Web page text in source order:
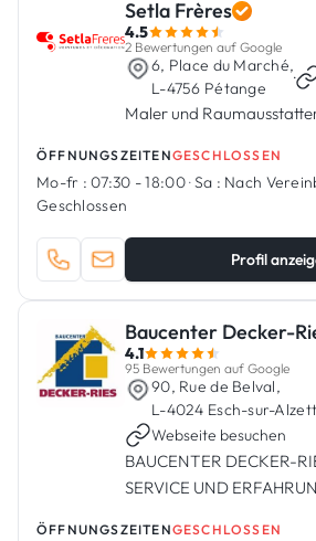
Setla Frères
4.5
2 Bewertungen auf Google
6, Place du Marché,
L-4756 Pétange
·
Maler und
ÖFFNUNGSZEITENGESCHLOSSEN
Mo-fr : 07:30 - 18:00·Sa : Nach
Geschlossen
Profil
Baucenter Decker-
4.1
95 Bewertungen auf Google
90, Rue de Belval,
L-4024 Esch-sur-
Webseite besuchen
BAUCENTER DECKER-
SERVICE UND
ÖFFNUNGSZEITENGESCHLOSSEN